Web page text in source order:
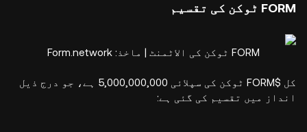
FORM ٹوکن کی تقسیم
FORM ٹوکن کی الاٹمنٹ | ماخذ: Form.network
کل $FORM ٹوکن کی سپلائی 5,000,000,000 ہے، جو درج ذیل
انداز میں تقسیم کی گئی ہے: